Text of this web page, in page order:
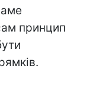
принцип